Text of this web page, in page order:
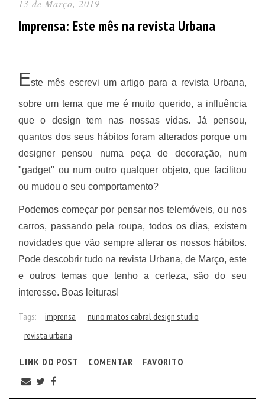
13 de Março, 2019
Imprensa: Este mês na revista Urbana
Este mês escrevi um artigo para a revista Urbana,
sobre um tema que me é muito querido, a influência
que o design tem nas nossas vidas. Já pensou,
quantos dos seus hábitos foram alterados porque um
designer pensou numa peça de decoração, num
"gadget" ou num outro qualquer objeto, que facilitou
ou mudou o seu comportamento?
Podemos começar por pensar nos telemóveis, ou nos
carros, passando pela roupa, todos os dias, existem
novidades que vão sempre alterar os nossos hábitos.
Pode descobrir tudo na revista Urbana, de Março, este
e outros temas que tenho a certeza, são do seu
interesse. Boas leituras!
Tags: imprensa
nuno matos cabral design studio
revista urbana
LINK DO POST COMENTAR FAVORITO